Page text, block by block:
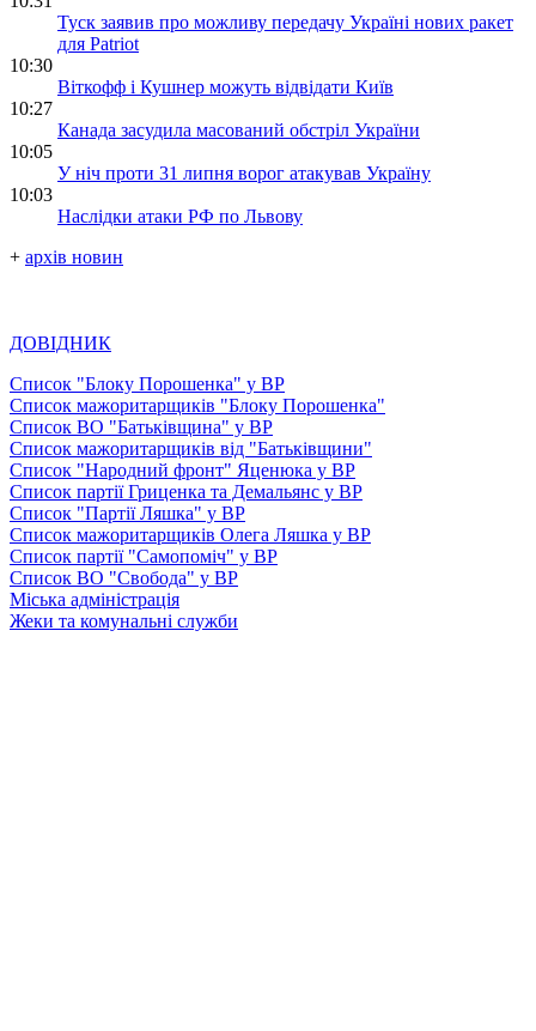
Туск заявив про можливу передачу Україні нових ракет
для Patriot
10:30
Віткофф і Кушнер можуть відвідати Київ
10:27
Канада засудила масований обстріл України
10:05
У ніч проти 31 липня ворог атакував Україну
10:03
Наслідки атаки РФ по Львову
+ архів новин
ДОВІДНИК
Список "Блоку Порошенка" у ВР
Список мажоритарщиків "Блоку Порошенка"
Список ВО "Батьківщина" у ВР
Список мажоритарщиків від "Батьківщини"
Список "Народний фронт" Яценюка у ВР
Список партії Гриценка та Демальянс у ВР
Список "Партії Ляшка" у ВР
Список мажоритарщиків Олега Ляшка у ВР
Список партії "Самопоміч" у ВР
Список ВО "Свобода" у ВР
Міська адміністрація
Жеки та комунальні служби